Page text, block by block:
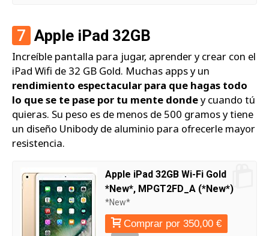
7 Apple iPad 32GB
Increíble pantalla para jugar, aprender y crear con el
iPad Wifi de 32 GB Gold. Muchas apps y un
rendimiento espectacular para que hagas todo
lo que se te pase por tu mente dondey cuando tú
quieras. Su peso es de menos de 500 gramos y tiene
un diseño Unibody de aluminio para ofrecerle mayor
resistencia.
Apple iPad 32GB Wi-Fi Gold
*New*, MPGT2FD_A (*New*)
*New*
Comprar por 350,00 €